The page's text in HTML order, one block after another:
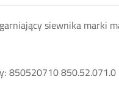
siewnika marki
850520710 850.52.071.0